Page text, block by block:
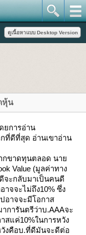
หุ้น
ยการอ่าน
กที่ดีที่สุด อ่านเขาอ่าน
ากขาดทุนตลอด นา
Value (มูลค่าทาง
จะกลับมาเป็นคนดี
จจะไม่ถึง10% ซึ่ง
อาจจะมีโอกาส
การันตรีว่าบ.AAAจะ
สแค่10%ในการหวัง
งคือบ.ที่ดีมันจะดีต่อ